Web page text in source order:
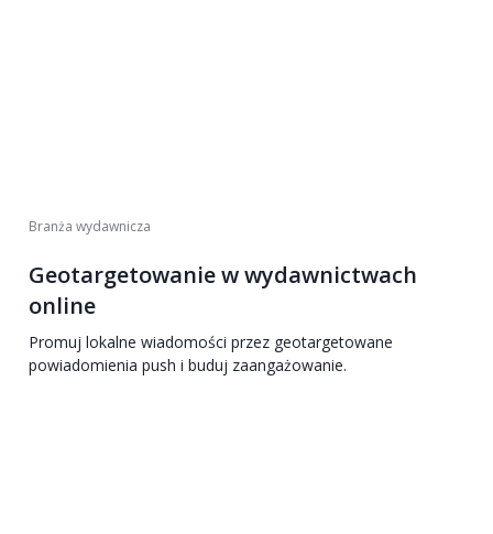
Branża wydawnicza
Geotargetowanie w wydawnictwach
online
Promuj lokalne wiadomości przez geotargetowane
powiadomienia push i buduj zaangażowanie.